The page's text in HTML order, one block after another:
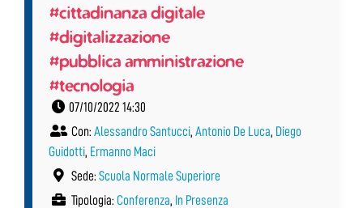
#cittadinanza digitale
#digitalizzazione
#pubblica amministrazione
#tecnologia
07/10/2022 14:30
Con: Alessandro Santucci, Antonio De Luca, Diego
Guidotti, Ermanno Maci
Sede: Scuola Normale Superiore
Tipologia: Conferenza, In Presenza